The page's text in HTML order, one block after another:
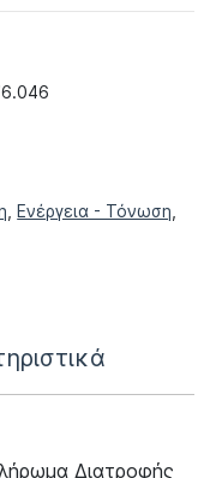
,Ενέργεια - Τόνωση
Διατροφής